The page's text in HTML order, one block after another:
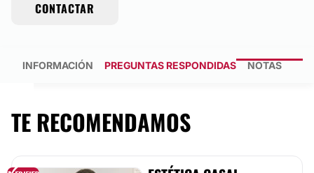
CONTACTAR
INFORMACIÓN PREGUNTAS RESPONDIDAS NOTAS
TE RECOMENDAMOS